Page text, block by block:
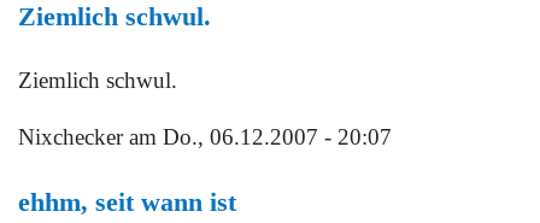
Ziemlich schwul.
Ziemlich schwul.
Nixcheckeram Do., 06.12.2007 - 20:07
ehhm, seit wann ist